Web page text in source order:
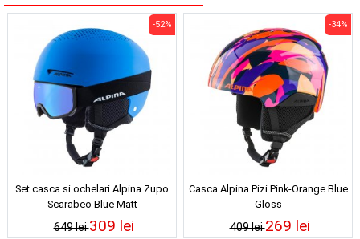
Set casca si ochelari Alpina Zupo
Scarabeo Blue Matt
649 lei
-52%
309 lei
Casca Alpina Pizi Pink-Orange Blue
Gloss
409 lei
-34%
269 lei